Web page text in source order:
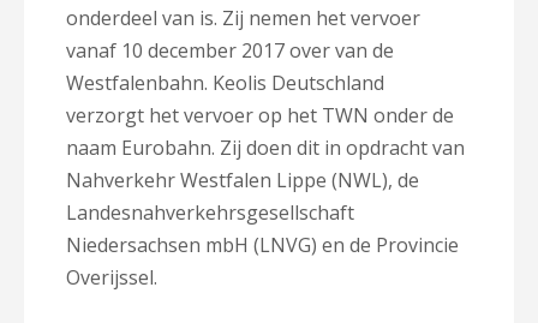
onderdeel van is. Zij nemen het vervoer
vanaf 10 december 2017 over van de
Westfalenbahn. Keolis Deutschland
verzorgt het vervoer op het TWN onder de
naam Eurobahn. Zij doen dit in opdracht van
Nahverkehr Westfalen Lippe (NWL), de
Landesnahverkehrsgesellschaft
Niedersachsen mbH (LNVG) en de Provincie
Overijssel.